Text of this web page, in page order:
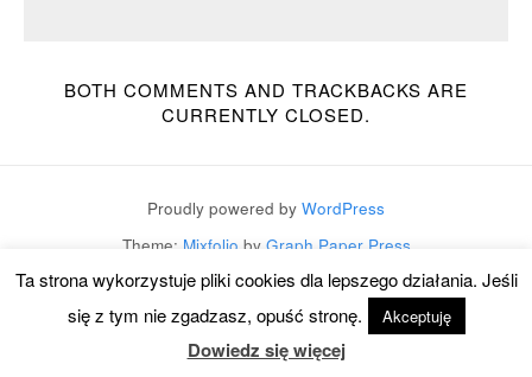
BOTH COMMENTS AND TRACKBACKS ARE
CURRENTLY CLOSED.
Proudly powered by WordPress
Theme: Mixfolio by Graph Paper Press
Ta strona wykorzystuje pliki cookies dla lepszego działania. Jeśli
się z tym nie zgadzasz, opuść stronę.
Akceptuję
Dowiedz się więcej